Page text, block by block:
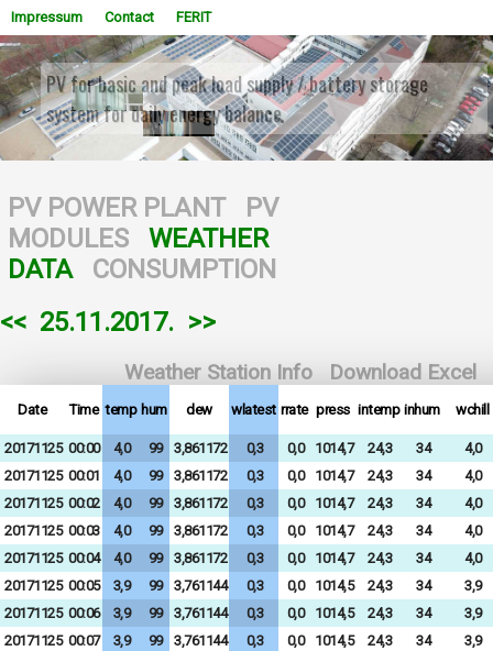
Impressum Contact FERIT
WOWSlider.com
PV for basic and peak load supply / battery storage
system for daily energy balance
PV POWER PLANT
PV
MODULES
WEATHER
DATA
CONSUMPTION
<< 25.11.2017. >>
Download Excel
Weather Station Info
Date Time temp hum dew wlatest rrate press intemp inhum wchill
20171125 00:00 4,0 99 3,861172 0,3 0,0 1014,7 24,3 34
4,0
20171125 00:01 4,0 99 3,861172 0,3 0,0 1014,7 24,3 34
4,0
20171125 00:02 4,0 99 3,861172 0,3 0,0 1014,7 24,3 34
4,0
20171125 00:03 4,0 99 3,861172 0,3 0,0 1014,7 24,3 34
4,0
20171125 00:04 4,0 99 3,861172 0,3 0,0 1014,7 24,3 34
4,0
20171125 00:05 3,9 99 3,761144 0,3 0,0 1014,5 24,3 34
3,9
20171125 00:06 3,9 99 3,761144 0,3 0,0 1014,5 24,3 34
3,9
20171125 00:07 3,9 99 3,761144 0,3 0,0 1014,5 24,3 34
3,9